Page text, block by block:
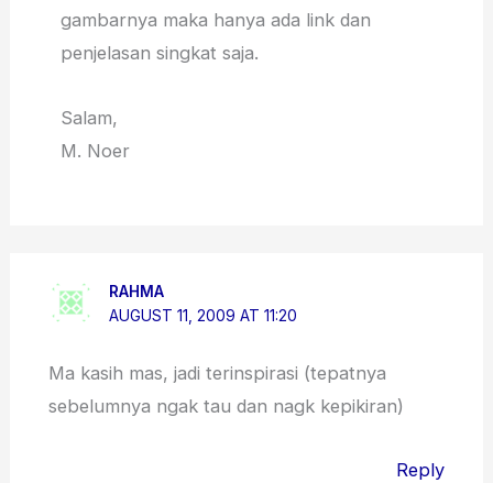
gambarnya maka hanya ada link dan
penjelasan singkat saja.
Salam,
M. Noer
RAHMA
AUGUST 11, 2009 AT 11:20
Ma kasih mas, jadi terinspirasi (tepatnya
sebelumnya ngak tau dan nagk kepikiran)
Reply